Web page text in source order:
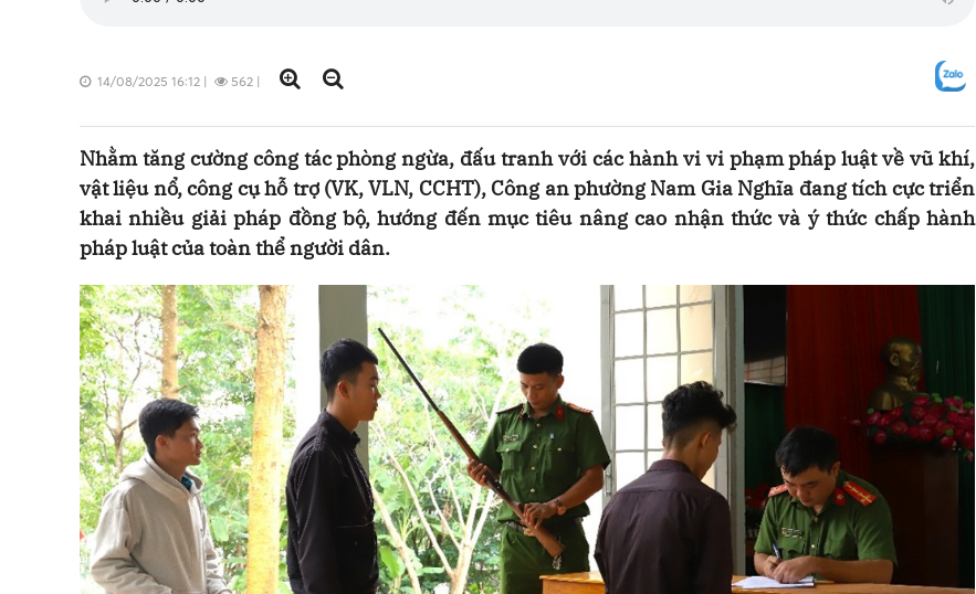
14/08/2025 16:12 | 562 |
Nhằm tăng cường công tác phòng ngừa, đấu tranh với các hành vi vi phạm pháp luật về vũ khí,
vật liệu nổ, công cụ hỗ trợ (VK, VLN, CCHT), Công an phường Nam Gia Nghĩa đang tích cực triển
khai nhiều giải pháp đồng bộ, hướng đến mục tiêu nâng cao nhận thức và ý thức chấp hành
pháp luật của toàn thể người dân.